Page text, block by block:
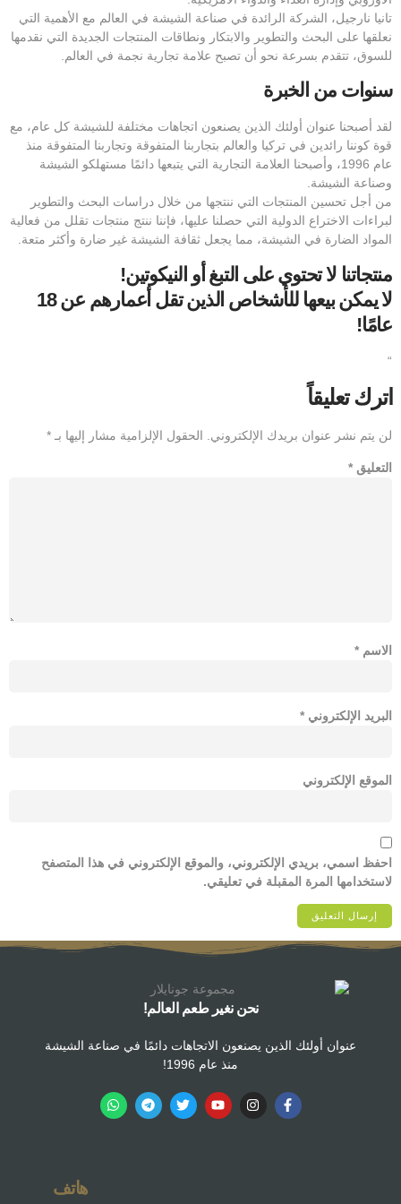
تانيا نارجيل، الشركة الرائدة في صناعة الشيشة في العالم مع الأهمية التي
نعلقها على البحث والتطوير والابتكار ونطاقات المنتجات الجديدة التي نقدمها
للسوق، تتقدم بسرعة نحو أن تصبح علامة تجارية نجمة في العالم.
سنوات من الخبرة
لقد أصبحنا عنوان أولئك الذين يصنعون اتجاهات مختلفة للشيشة كل عام، مع
قوة كوننا رائدين في تركيا والعالم بتجاربنا المتفوقة وتجاربنا المتفوقة منذ
عام 1996، وأصبحنا العلامة التجارية التي يتبعها دائمًا مستهلكو الشيشة
وصناعة الشيشة.
من أجل تحسين المنتجات التي ننتجها من خلال دراسات البحث والتطوير
لبراءات الاختراع الدولية التي حصلنا عليها، فإننا ننتج منتجات تقلل من فعالية
المواد الضارة في الشيشة، مما يجعل ثقافة الشيشة غير ضارة وأكثر متعة.
منتجاتنا لا تحتوي على التبغ أو النيكوتين!
لا يمكن بيعها للأشخاص الذين تقل أعمارهم عن 18
عامًا!
“
اترك تعليقاً
لن يتم نشر عنوان بريدك الإلكتروني. الحقول الإلزامية مشار إليها بـ *
التعليق *
الاسم *
البريد الإلكتروني *
الموقع الإلكتروني
احفظ اسمي، بريدي الإلكتروني، والموقع الإلكتروني في هذا المتصفح
لاستخدامها المرة المقبلة في تعليقي.
نحن نغير طعم العالم!
عنوان أولئك الذين يصنعون الاتجاهات دائمًا في صناعة الشيشة
منذ عام 1996!
هاتف